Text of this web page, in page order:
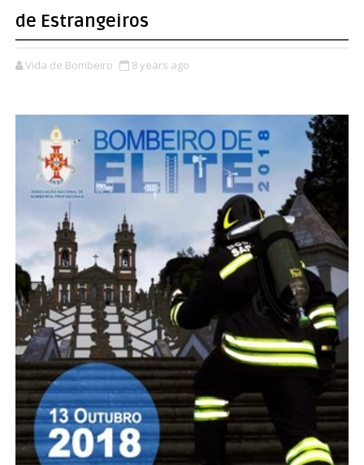
de Estrangeiros
Vida de Bombeiro 8 years ago